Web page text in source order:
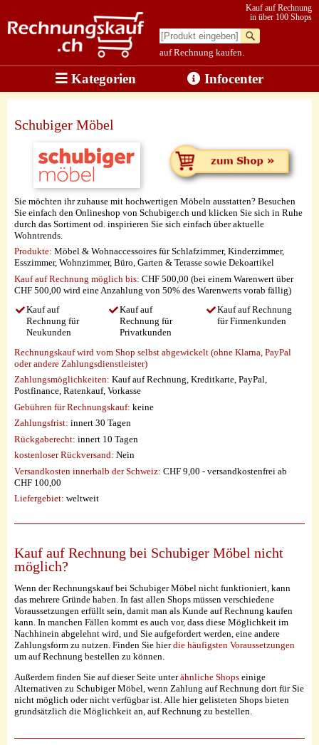
auf Rechnung kaufen.
Kauf auf Rechnung
in über 100 Shops
Kategorien Infocenter
Schubiger Möbel
Sie möchten ihr zuhause mit hochwertigen Möbeln ausstatten? Besuchen
Sie einfach den Onlineshop von Schubiger.ch und klicken Sie sich in Ruhe
durch das Sortiment od. inspirieren Sie sich einfach über aktuelle
Wohntrends.
Produkte: Möbel & Wohnaccessoires für Schlafzimmer, Kinderzimmer,
Esszimmer, Wohnzimmer, Büro, Garten & Terasse sowie Dekoartikel
Kauf auf Rechnung möglich bis: CHF 500,00 (bei einem Warenwert über
CHF 500,00 wird eine Anzahlung von 50% des Warenwerts vorab fällig)
Kauf auf
Rechnung für
Neukunden
Kauf auf
Rechnung für
Privatkunden
Kauf auf Rechnung
für Firmenkunden
Rechnungskauf wird vom Shop selbst abgewickelt (ohne Klarna, PayPal
oder andere Zahlungsdienstleister)
Zahlungsmöglichkeiten: Kauf auf Rechnung, Kreditkarte, PayPal,
Postfinance, Ratenkauf, Vorkasse
Gebühren für Rechnungskauf: keine
Zahlungsfrist: innert 30 Tagen
Rückgaberecht: innert 10 Tagen
kostenloser Rückversand: Nein
Versandkosten innerhalb der Schweiz: CHF 9,00 - versandkostenfrei ab
CHF 100,00
Liefergebiet: weltweit
Kauf auf Rechnung bei Schubiger Möbel nicht
möglich?
Wenn der Rechnungskauf bei Schubiger Möbel nicht funktioniert, kann
das mehrere Gründe haben. In fast allen Shops müssen verschiedene
Voraussetzungen erfüllt sein, damit man als Kunde auf Rechnung kaufen
kann. In manchen Fällen kommt es auch vor, dass diese Möglichkeit im
Nachhinein abgelehnt wird, und Sie aufgefordert werden, eine andere
Zahlungsform zu nutzen. Finden Sie hierdie häufigsten Voraussetzungen
um auf Rechnung bestellen zu können.
Außerdem finden Sie auf dieser Seite unterähnliche Shops einige
Alternativen zu Schubiger Möbel, wenn Zahlung auf Rechnung dort für Sie
nicht möglich oder nicht verfügbar ist. Alle hier gelisteten Shops bieten
grundsätzlich die Möglichkeit an, auf Rechnung zu bestellen.